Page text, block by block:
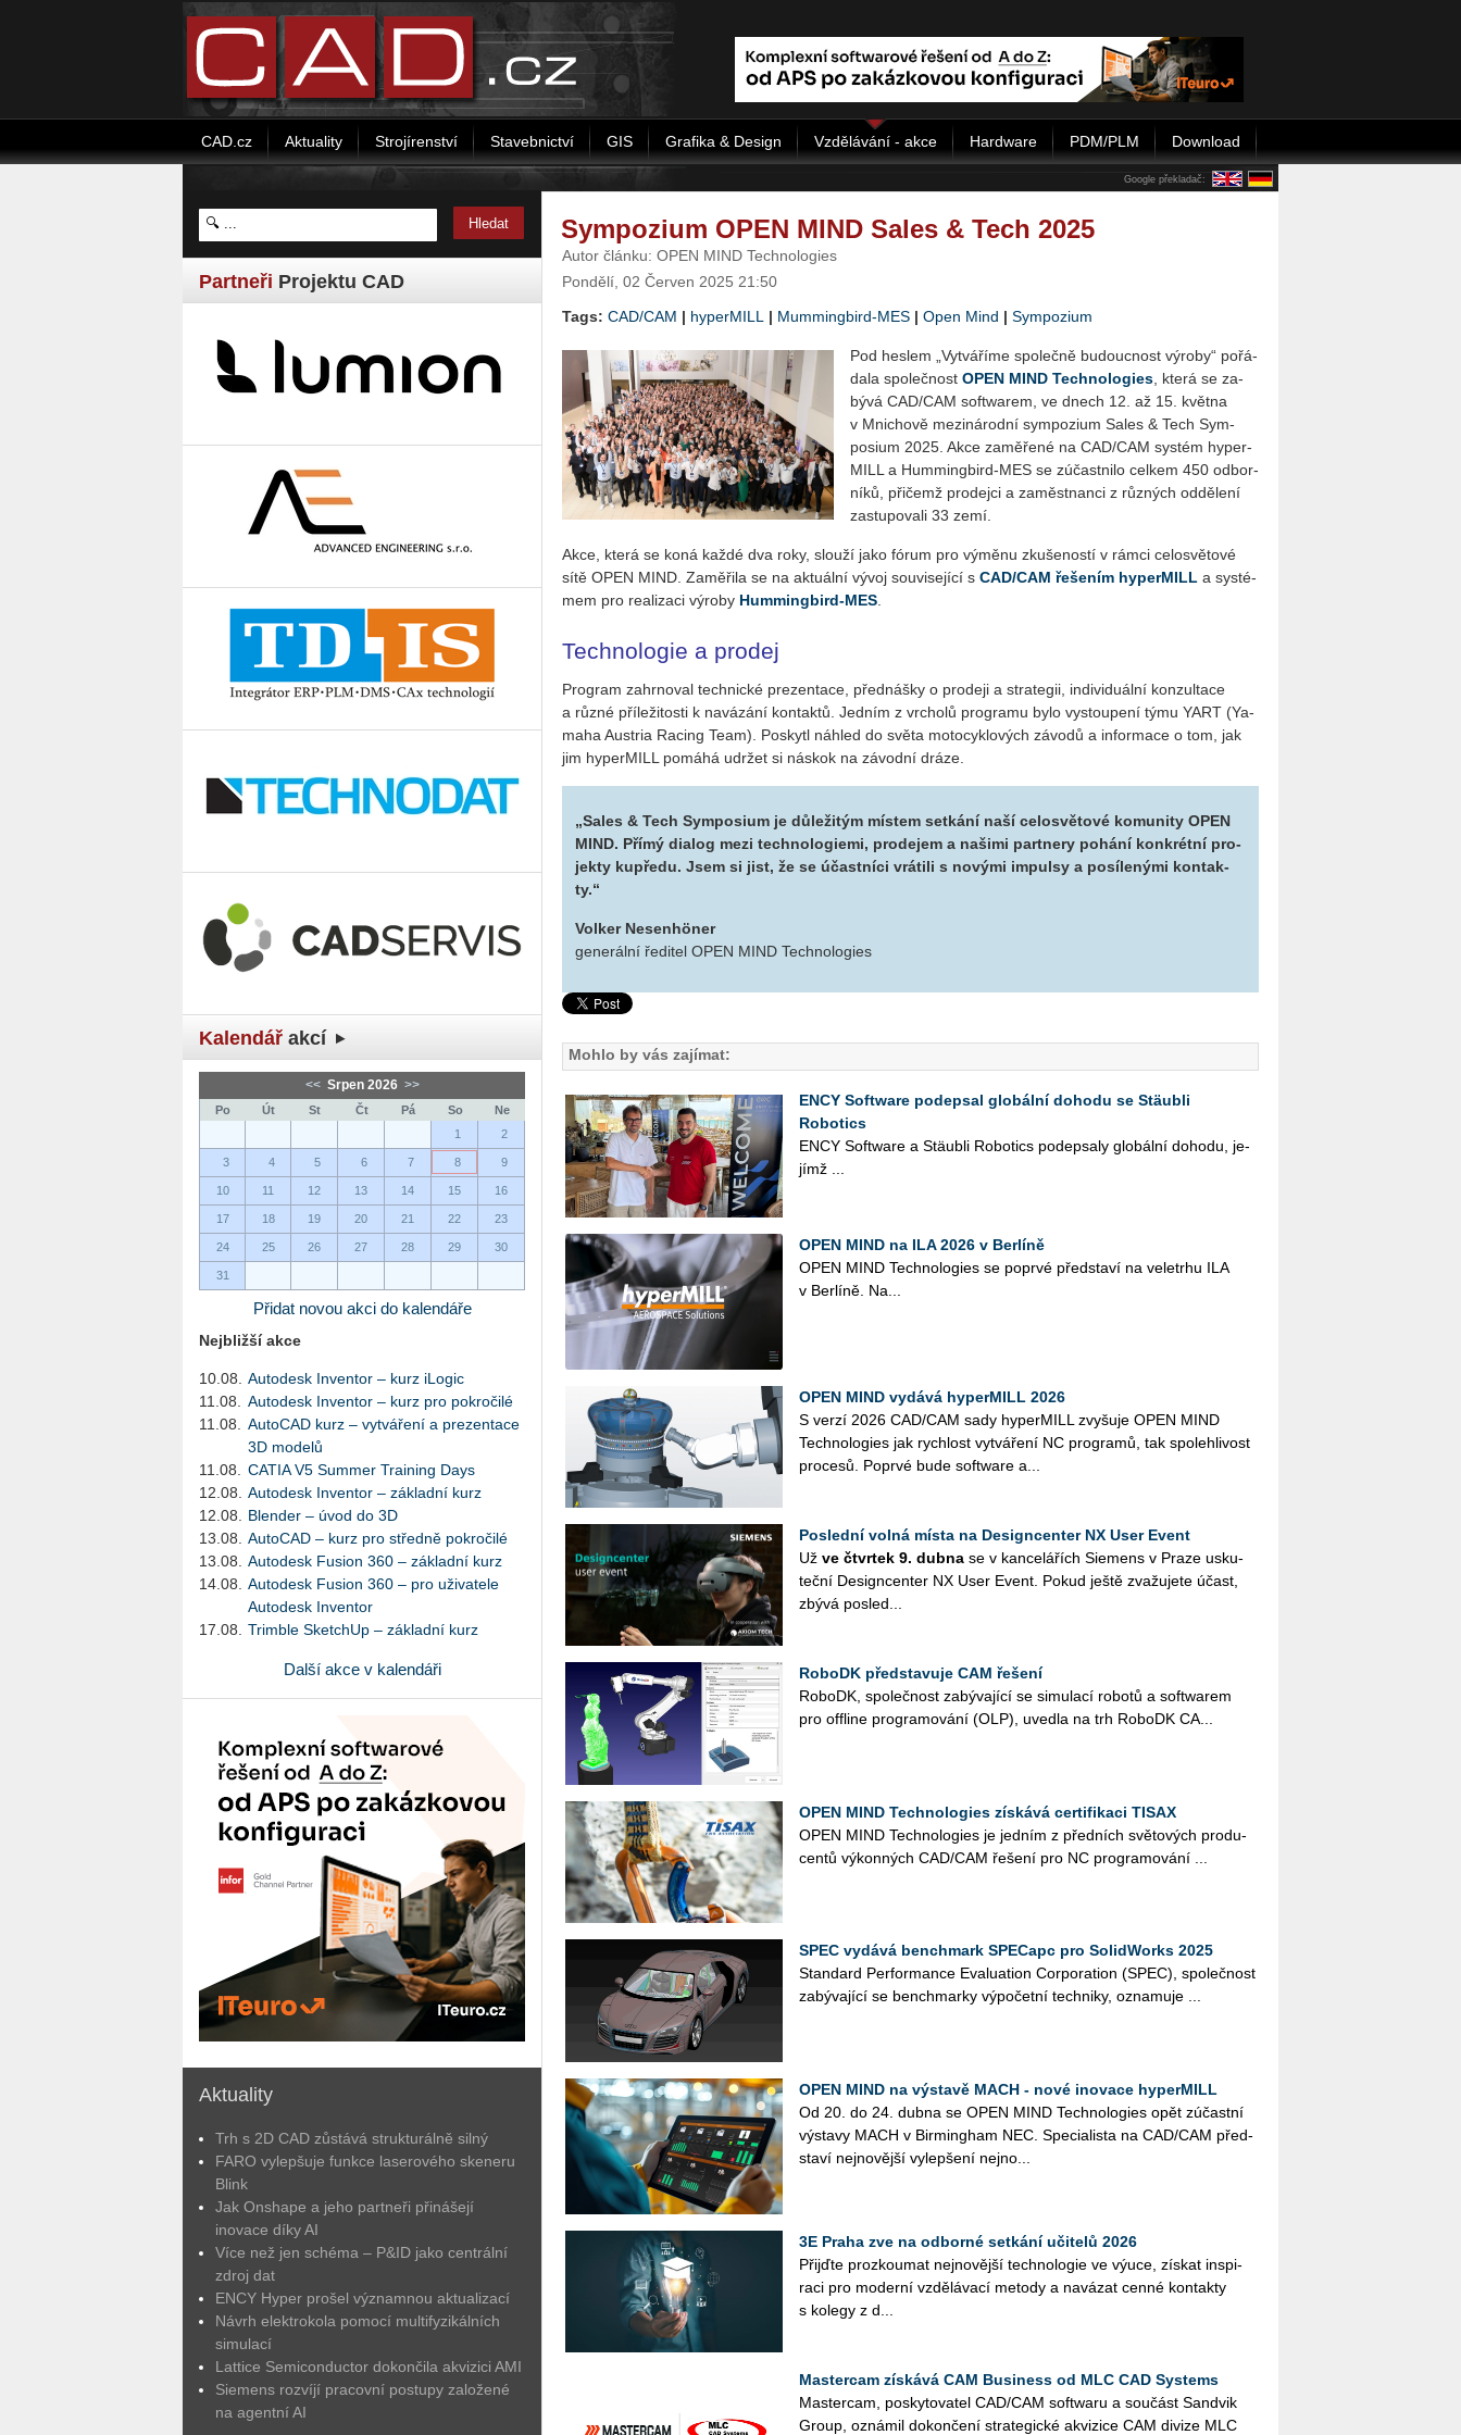
CAD.cz Aktuality Strojírenství Stavebnictví GIS Grafika & Design Vzdělávání - akce Hardware PDM/PLM Download
Google překladač:
Partneři Projektu CAD
Kalendář akcí
<< Srpen 2026 >>
Po Út St Čt Pá So
Ne
1
2
3 4 5 6 7 8 9
10 11 12 13 14 15 16
17 18 19 20 21 22 23
24 25 26 27 28 29 30
31
Přidat novou akci do kalendáře
Nejbližší akce
10.08.
Autodesk Inventor – kurz iLogic
11.08.
Autodesk Inventor – kurz pro pokročilé
11.08.
AutoCAD kurz – vytváření a prezentace
3D modelů
11.08.
CATIA V5 Summer Training Days
12.08.
Autodesk Inventor – základní kurz
12.08.
Blender – úvod do 3D
13.08.
AutoCAD – kurz pro středně pokročilé
13.08.
Autodesk Fusion 360 – základní kurz
14.08.
Autodesk Fusion 360 – pro uživatele
Autodesk Inventor
17.08.
Trimble SketchUp – základní kurz
Další akce v kalendáři
Aktuality
Trh s 2D CAD zůstává strukturálně silný
FARO vylepšuje funkce laserového skeneru
Blink
Jak Onshape a jeho partneři přinášejí
inovace díky AI
Více než jen schéma – P&ID jako centrální
zdroj dat
ENCY Hyper prošel významnou aktualizací
Návrh elektrokola pomocí multifyzikálních
simulací
Lattice Semiconductor dokončila akvizici AMI
Siemens rozvíjí pracovní postupy založené
na agentní AI
Sympozium OPEN MIND Sales & Tech 2025
Autor článku: OPEN MIND Technologies
Pondělí, 02 Červen 2025 21:50
Tags: CAD/CAM | hyperMILL | Mummingbird-MES | Open Mind | Sympozium
Pod hes­lem „Vy­tvá­ří­me spo­leč­ně bu­douc­nost vý­ro­by“ po­řá­
da­la spo­leč­nost OPEN MIND Tech­no­lo­gies , která se za­
bý­vá CAD/CAM soft­warem, ve dnech 12. až 15. květ­na
v Mni­cho­vě me­zi­ná­rod­ní sym­po­zi­um Sales & Tech Sym­
posi­um 2025. Akce za­mě­ře­né na CAD/CAM sys­tém hy­per­
MILL a Hum­min­g­bi­rd-MES se zú­čast­ni­lo cel­kem 450 od­bor­
ní­ků, při­čemž pro­dej­ci a za­měst­nan­ci z růz­ných od­dě­le­ní
za­stu­po­va­li 33 zemí.
Akce, která se koná každé dva roky, slou­ží jako fórum pro vý­mě­nu zku­še­nos­tí v rámci ce­lo­svě­to­vé
sítě OPEN MIND. Za­mě­ři­la se na ak­tu­ál­ní vývoj sou­vi­se­jí­cí s CAD/CAM ře­še­ním hy­per­MILL a sys­té­
mem pro re­a­li­za­ci vý­ro­by Hum­min­g­bi­rd-MES
Technologie a prodej
Pro­gram za­hr­no­val tech­nic­ké pre­zen­ta­ce, před­náš­ky o pro­de­ji a stra­te­gii, in­di­vi­du­ál­ní kon­zul­ta­ce
a různé pří­le­ži­tos­ti k na­vá­zá­ní kon­tak­tů. Jed­ním z vr­cho­lů pro­gra­mu bylo vy­stou­pe­ní týmu YART (Ya­
ma­ha Aus­tria Ra­cing Team). Po­sky­tl ná­hled do světa mo­to­cy­klo­vých zá­vo­dů a in­for­ma­ce o tom, jak
jim hy­per­MILL po­má­há udr­žet si ná­skok na zá­vod­ní dráze.
„Sales & Tech Sym­posi­um je dů­le­ži­tým mís­tem se­tká­ní naší ce­lo­svě­to­vé ko­mu­ni­ty OPEN
MIND. Přímý di­a­log mezi tech­no­lo­gi­e­mi, pro­de­jem a na­ši­mi part­ne­ry po­há­ní kon­krét­ní pro­
jek­ty kupře­du. Jsem si jist, že se účast­ní­ci vrá­ti­li s no­vý­mi im­pul­sy a po­sí­le­ný­mi kon­tak­
ty.“
Vol­ker Ne­se­nhöner
ge­ne­rál­ní ře­di­tel OPEN MIND Tech­no­lo­gies
Mohlo by vás zajímat:
ENCY Software podepsal globální dohodu se Stäubli
Robotics
ENCY Soft­ware a Stäu­bli Ro­bo­tics po­de­psa­ly glo­bál­ní do­ho­du, je­
jímž ...
OPEN MIND na ILA 2026 v Berlíně
OPEN MIND Tech­no­lo­gies se po­pr­vé před­sta­ví na ve­letr­hu ILA
v Ber­lí­ně. Na...
OPEN MIND vydává hyperMILL 2026
S verzí 2026 CAD/CAM sady hy­per­MILL zvy­šu­je OPEN MIND
Tech­no­lo­gies jak rych­lost vy­tvá­ře­ní NC pro­gra­mů, tak spo­leh­li­vost
pro­ce­sů. Po­pr­vé bude soft­ware a...
Poslední volná místa na Designcenter NX User Event
Už ve čtvr­tek 9. dubna se v kan­ce­lá­řích Sie­­mens v Praze usku­
teč­ní De­sign­cen­ter NX User Event. Pokud ještě zva­žu­je­te účast,
zbývá po­sled...
RoboDK představuje CAM řešení
Ro­boDK, spo­leč­nost za­bý­va­jí­cí se si­mu­la­cí ro­bo­tů a soft­wa­rem
pro of­fli­ne pro­gra­mo­vá­ní (OLP), uved­la na trh Ro­boDK CA...
OPEN MIND Technologies získává certifikaci TISAX
OPEN MIND Tech­no­lo­gies je jed­ním z před­ních svě­to­vých pro­du­
cen­tů vý­kon­ných CAD/CAM ře­še­ní pro NC pro­gra­mo­vá­ní ...
SPEC vydává benchmark SPECapc pro SolidWorks 2025
Stan­dard Per­for­man­ce Eva­luati­on Cor­po­rati­on (SPEC), spo­leč­nost
za­bý­va­jí­cí se ben­chmar­ky vý­po­čet­ní tech­ni­ky, ozna­mu­je ...
OPEN MIND na výstavě MACH - nové inovace hyperMILL
Od 20. do 24. dubna se OPEN MIND Tech­no­lo­gies opět zú­čast­ní
vý­sta­vy MACH v Bir­mingham NEC. Spe­ci­a­lis­ta na CAD/CAM před­
sta­ví nej­no­věj­ší vy­lep­še­ní nej­no­...
3E Praha zve na odborné setkání učitelů 2026
Přijď­te pro­zkou­mat nej­no­věj­ší tech­no­lo­gie ve výuce, zís­kat in­spi­
ra­ci pro mo­der­ní vzdě­lá­va­cí me­to­dy a na­vá­zat cenné kon­tak­ty
s ko­le­gy z d...
Mastercam získává CAM Business od MLC CAD Systems
Mas­ter­cam, po­sky­to­va­tel CAD/CAM soft­wa­ru a sou­část San­dvik
Group, ozná­mil do­kon­če­ní stra­te­gic­ké akvi­zi­ce CAM di­vi­ze MLC